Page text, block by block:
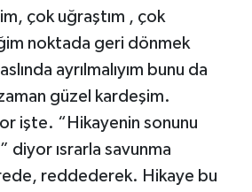
çok uğraştım , çok
noktada geri dönmek
ayrılmalıyım bunu da
güzel kardeşim.
işte. “Hikayenin sonunu
diyor ısrarla savunma
reddederek. Hikaye bu